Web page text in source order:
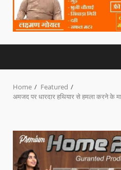
Home
Featured
अमजद पर धारदार हथियार से हमला करने के